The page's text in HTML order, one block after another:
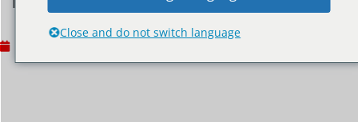
Close and do not switch language